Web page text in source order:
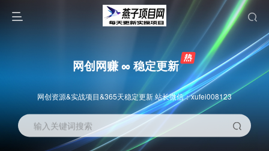
网创网赚 ∞ 稳定更新
网创资源&实战项目&365天稳定更新 站长微信：xufei008123
输入关键词搜索